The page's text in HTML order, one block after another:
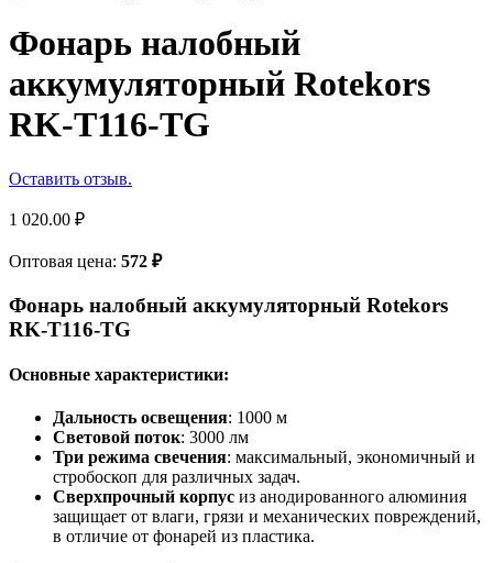
Фонарь налобный
аккумуляторный Rotekors
RK-T116-TG
Оставить отзыв.
1 020.00 ₽
Оптовая цена: 572 ₽
Фонарь налобный аккумуляторный Rotekors
RK-T116-TG
Основные характеристики:
Дальность освещения: 1000 м
Световой поток: 3000 лм
Три режима свечения: максимальный, экономичный и
стробоскоп для различных задач.
Сверхпрочный корпус из анодированного алюминия
защищает от влаги, грязи и механических повреждений,
в отличие от фонарей из пластика.